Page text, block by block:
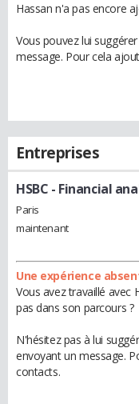
Hassan n'a pas encore
Vous pouvez lui
message. Pour cela
Entreprises
HSBC - Financial
Paris
maintenant
Une expérience
Vous avez travaillé avec
pas dans son parcours ?
N'hésitez pas à lui
envoyant un message.
contacts.